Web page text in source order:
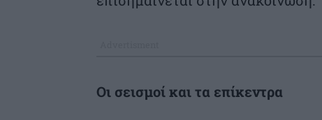
Οι σεισμοί και τα επίκεντρα